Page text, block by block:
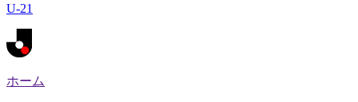
U-21
ホーム